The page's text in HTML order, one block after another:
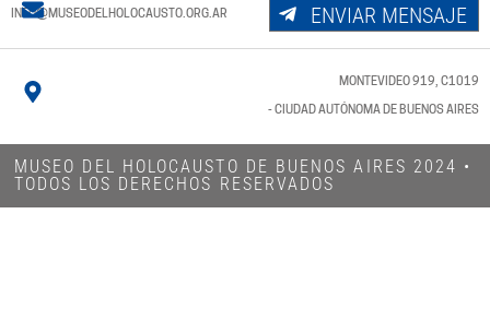
INFO@MUSEODELHOLOCAUSTO.ORG.AR ENVIAR MENSAJE
MONTEVIDEO 919, C1019
- CIUDAD AUTÓNOMA DE BUENOS AIRES
MUSEO DEL HOLOCAUSTO DE BUENOS AIRES 2024​ •
TODOS LOS DERECHOS RESERVADOS